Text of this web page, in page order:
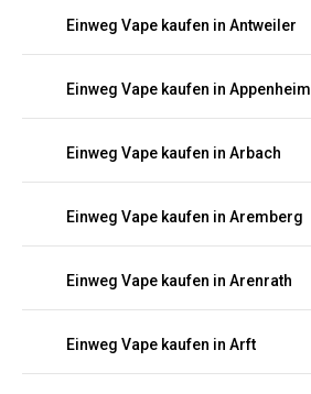
Einweg Vape kaufen in Antweiler
Einweg Vape kaufen in Appenheim
Einweg Vape kaufen in Arbach
Einweg Vape kaufen in Aremberg
Einweg Vape kaufen in Arenrath
Einweg Vape kaufen in Arft